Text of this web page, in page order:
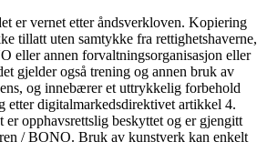
er vernet etter åndsverkloven. Kopiering
tillatt uten samtykke fra rettighetshaverne,
eller annen forvaltningsorganisasjon eller
gjelder også trening og annen bruk av
og innebærer et uttrykkelig forbehold
etter digitalmarkedsdirektivet artikkel 4.
er opphavsrettslig beskyttet og er gjengitt
/ BONO. Bruk av kunstverk kan enkelt